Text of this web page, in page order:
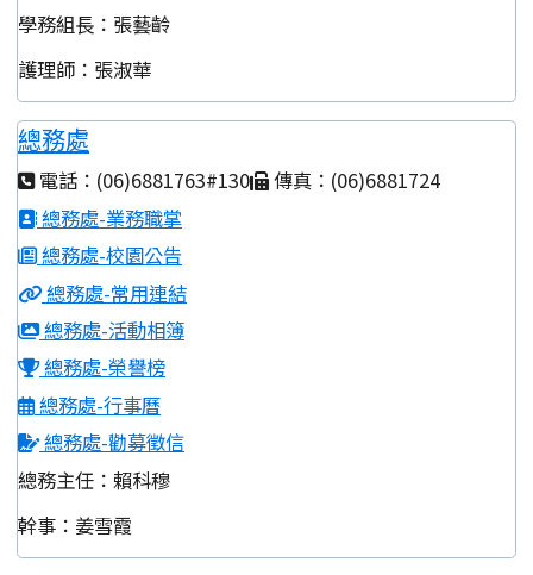
學務組長：張藝齡
護理師：張淑華
總務處
電話：(06)6881763#130
傳真：(06)6881724
總務處-業務職掌
總務處-校園公告
總務處-常用連結
總務處-活動相簿
總務處-榮譽榜
總務處-行事曆
總務處-勸募徵信
總務主任：賴科穆
幹事：姜雪霞